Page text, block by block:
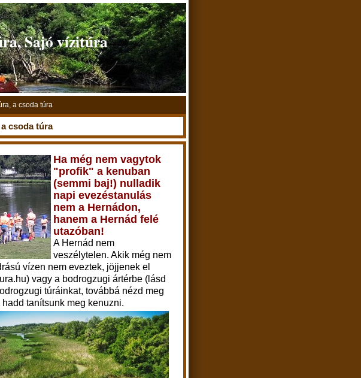
Sajó vízitúra
a csoda túra
csoda túra
Ha még nem vagytok
"profik" a kenuban
(semmi baj!) nulladik
napi evezéstanulás
nem a Hernádon,
hanem a Hernád felé
utazóban!
A Hernád nem
veszélytelen. Akik még nem
vízen nem eveztek, jöjjenek el
vagy a bodrogzugi ártérbe (lásd
túráinkat, továbbá nézd meg
tanítsunk meg kenuzni.